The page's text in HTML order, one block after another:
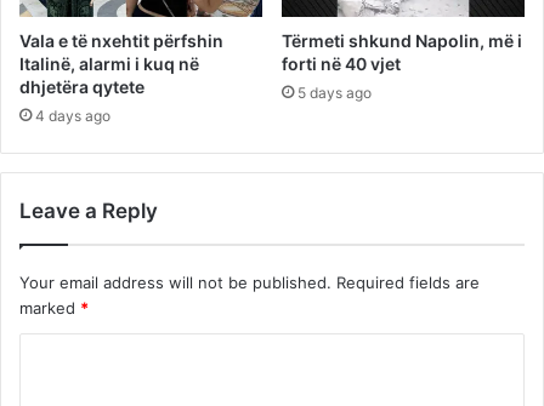
Vala e të nxehtit përfshin
Italinë, alarmi i kuq në
dhjetëra qytete
4 days ago
Tërmeti shkund Napolin, më i
forti në 40 vjet
5 days ago
Leave a Reply
Your email address will not be published. Required fields are
marked *